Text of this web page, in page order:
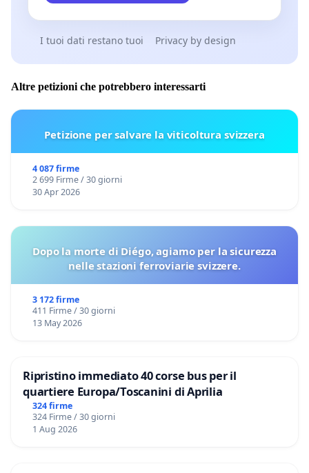
I tuoi dati restano tuoi Privacy by design
Altre petizioni che potrebbero interessarti
Petizione per salvare la viticoltura svizzera
4 087 firme
2 699 Firme / 30 giorni
30 Apr 2026
Dopo la morte di Diégo, agiamo per la sicurezza
nelle stazioni ferroviarie svizzere.
3 172 firme
411 Firme / 30 giorni
13 May 2026
Ripristino immediato 40 corse bus per il
quartiere Europa/Toscanini di Aprilia
324 firme
324 Firme / 30 giorni
1 Aug 2026